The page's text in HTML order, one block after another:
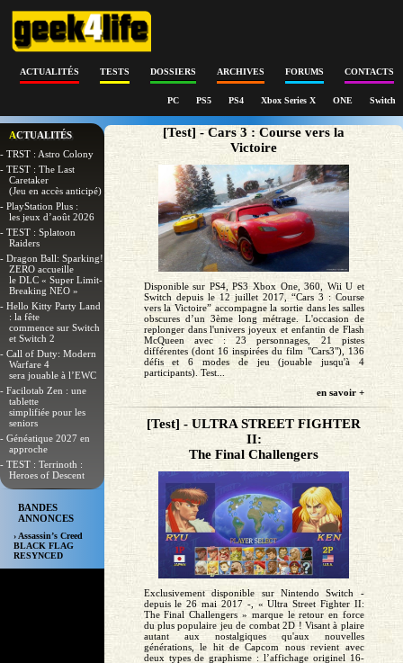
ACTUALITÉS TESTS DOSSIERS ARCHIVES FORUMS CONTACTS
PC PS5 PS4 Xbox Series X ONE Switch
ACTUALITÉS
- TRST : Astro Colony
- TEST : The Last
Caretaker
(Jeu en accès anticipé)
- PlayStation Plus :
les jeux d’août 2026
- TEST : Splatoon
Raiders
- Dragon Ball: Sparking!
ZERO accueille
le DLC « Super Limit-
Breaking NEO »
- Hello Kitty Party Land
: la fête
commence sur Switch
et Switch 2
- Call of Duty: Modern
Warfare 4
sera jouable à l’EWC
- Facilotab Zen : une
tablette
simplifiée pour les
seniors
- Généatique 2027 en
approche
- TEST : Terrinoth :
Heroes of Descent
BANDES
ANNONCES
› Assassin’s Creed
BLACK FLAG
RESYNCED
[Test] - Cars 3 : Course vers la
Victoire
Disponible sur PS4, PS3 Xbox One, 360, Wii U et
Switch depuis le 12 juillet 2017, “Cars 3 : Course
vers la Victoire” accompagne la sortie dans les salles
obscures d’un 3ème long métrage. L'occasion de
replonger dans l'univers joyeux et enfantin de Flash
McQueen avec : 23 personnages, 21 pistes
différentes (dont 16 inspirées du film "Cars3"), 136
défis et 6 modes de jeu (jouable jusqu'à 4
participants). Test...
en savoir +
[Test] - ULTRA STREET FIGHTER
II:
The Final Challengers
Exclusivement disponible sur Nintendo Switch -
depuis le 26 mai 2017 -, « Ultra Street Fighter II:
The Final Challengers » marque le retour en force
du plus populaire jeu de combat 2D ! Visant à plaire
autant aux nostalgiques qu'aux nouvelles
générations, le hit de Capcom nous revient avec
deux types de graphisme : l’affichage originel 16-